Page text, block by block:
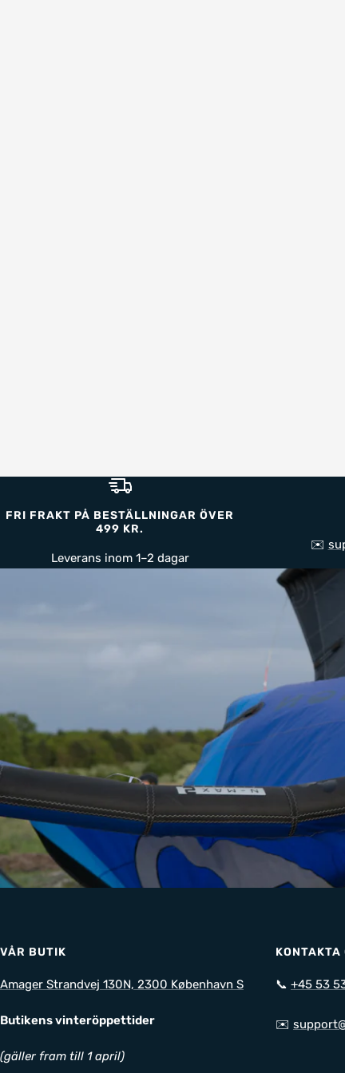
FRI FRAKT PÅ BESTÄLLNINGAR ÖVER
499 KR.
Leverans inom 1–2 dagar
✉️
VÅR BUTIK
Amager Strandvej 130N, 2300 København S
Butikens vinteröppettider
(gäller fram till 1 april)
KONTAKTA
📞 +45 53
✉️